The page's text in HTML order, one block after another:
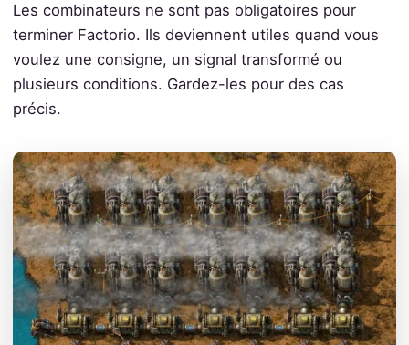
Les combinateurs ne sont pas obligatoires pour
terminer Factorio. Ils deviennent utiles quand vous
voulez une consigne, un signal transformé ou
plusieurs conditions. Gardez-les pour des cas
précis.